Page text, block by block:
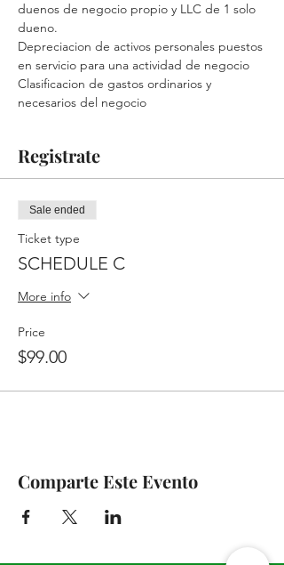
duenos de negocio propio y LLC de 1 solo
dueno.
Depreciacion de activos personales puestos
en servicio para una actividad de negocio
Clasificacion de gastos ordinarios y
necesarios del negocio
Registrate
Sale ended
Ticket type
SCHEDULE C
More info
Price
$99.00
Comparte Este Evento